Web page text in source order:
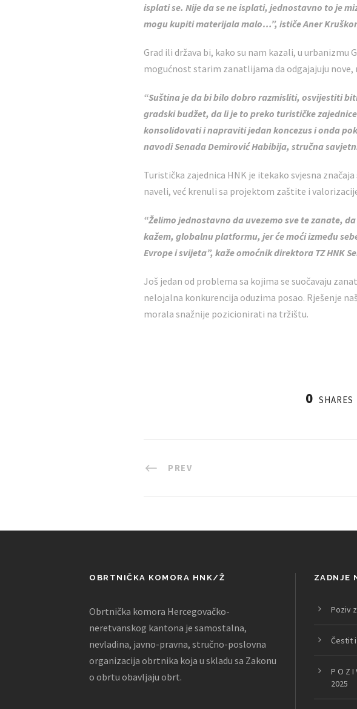
isplati se. Nije da se ne isplati, jednostavno to je
mogu kupiti materijala malo…”, ističe Aner
Grad ili država bi, kako su nam kazali, u
mogućnost starim zanatlijama da odgajajuju
“Suština je da bi bilo dobro razmisliti, osvijestiti
gradski budžet, da li je to preko turističke
konsolidovati i napraviti jedan koncezus i onda
navodi Senada Demirović Habibija, stručna
Turistička zajednica HNK je itekako svjesna
naveli, već krenuli sa projektom zaštite i
“Želimo jednostavno da uvezemo sve te zanate,
kažem, globalnu platformu, jer će moći između
Evrope i svijeta”, kaže omoćnik direktora TZ HNK
Još jedan od problema sa kojima se suočavaju
nelojalna konkurencija oduzima posao. Rješenje
morala snažnije pozicionirati na tržištu.
0 SHARES
PREV
OBRTNIČKA KOMORA HNK/Ž
Obrtnička komora Hercegovačko-
neretvanskog kantona je samostalna,
nevladina, javno-pravna, stručno-poslovna
organizacija obrtnika koja u skladu sa Zakonu
o obrtu obavljaju obrt.
ZADNJE
Poziv
Čestit
P O Z I
2025